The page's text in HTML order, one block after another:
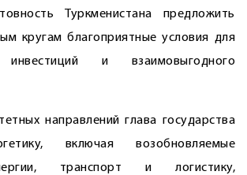
Туркменистана предложить
кругам благоприятные условия для
инвестиций и взаимовыгодного
направлений глава государства
включая возобновляемые
транспорт и логистику,